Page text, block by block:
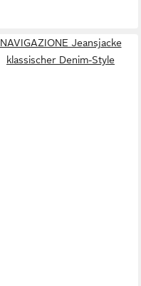
NAVIGAZIONE Jeansjacke
klassischer Denim-Style